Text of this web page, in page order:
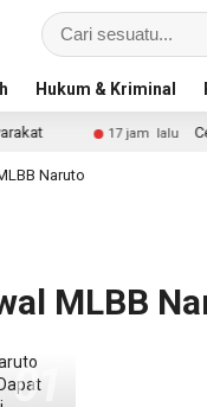
Hukum & Kriminal
17 jam lalu
Naruto
MLBB